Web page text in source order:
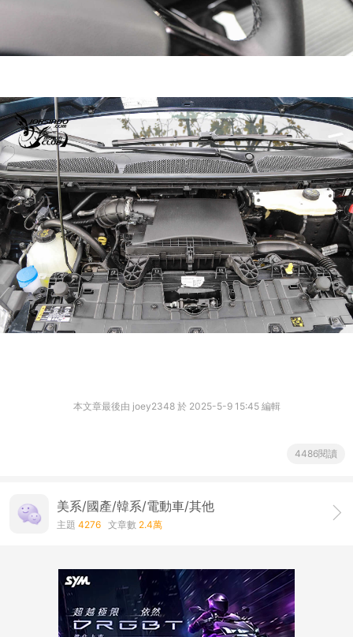
本文章最後由 joey2348 於 2025-5-9 15:45 編輯
4486閱讀
美系/國產/韓系/電動車/其他
主題 4276 文章數 2.4萬